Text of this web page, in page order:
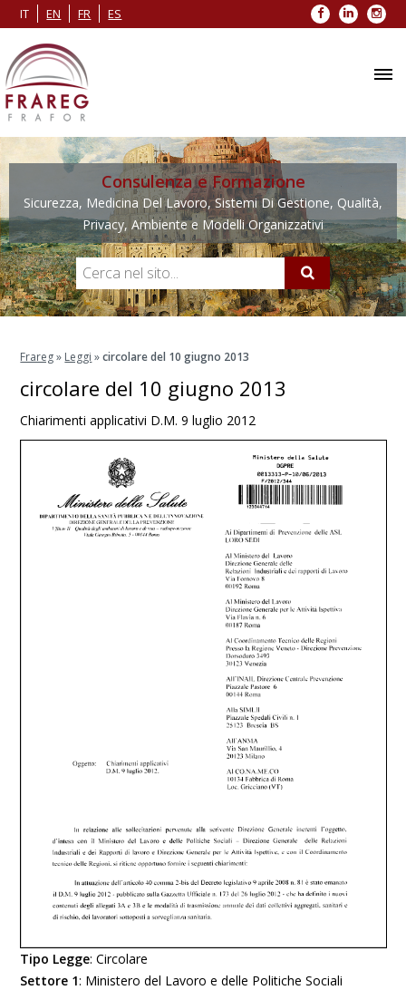
IT EN FR ES Facebook
LinkedIn
Consulenza e Formazione
Sicurezza, Medicina Del Lavoro, Sistemi Di Gestione, Qualità,
Privacy, Ambiente e Modelli Organizzativi
Frareg» Leggi »circolare del 10 giugno 2013
circolare del 10 giugno 2013
Chiarimenti applicativi D.M. 9 luglio 2012
Tipo Legge:Circolare
Settore 1: Ministero del Lavoro e delle Politiche Sociali